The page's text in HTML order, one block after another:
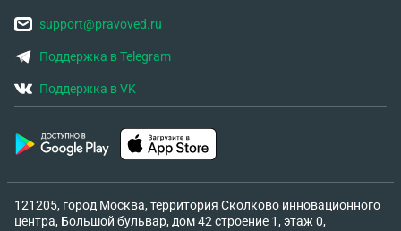
support@pravoved.ru
Поддержка в Telegram
Поддержка в VK
121205, город Москва, территория Сколково инновационного
центра, Большой бульвар, дом 42 строение 1, этаж 0,